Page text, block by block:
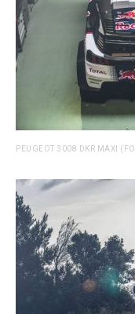
PEUGEOT 3008 DKR MAXI